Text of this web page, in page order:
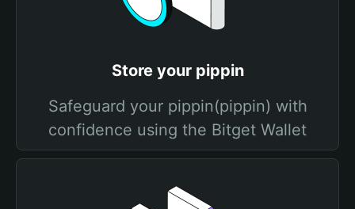
Store your pippin
Safeguard your pippin(pippin) with
confidence using the Bitget Wallet